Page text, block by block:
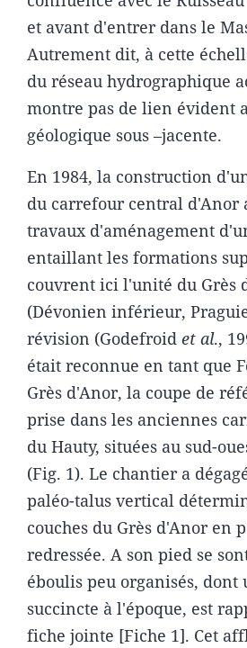
et avant d'entrer dans le
Autrement dit, à cette
du réseau hydrographique
montre pas de lien évident
géologique sous –jacente.
En 1984, la construction
du carrefour central d'Anor
travaux d'aménagement
entaillant les formations
couvrent ici l'unité du Grès
(Dévonien inférieur,
révision (Godefroid et al.,
était reconnue en tant que
Grès d'Anor, la coupe de
prise dans les anciennes
du Hauty, situées au sud-
(Fig. 1). Le chantier a
paléo-talus vertical
couches du Grès d'Anor en
redressée. A son pied se
éboulis peu organisés, dont
succincte à l'époque, est
fiche jointe [Fiche 1]. Cet